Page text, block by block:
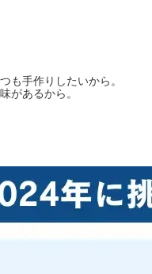
も手作りしたいから。
があるから。